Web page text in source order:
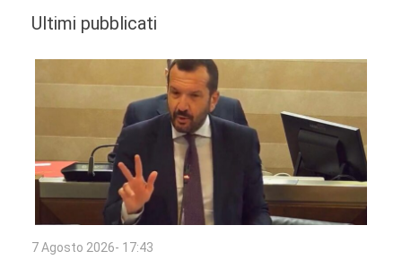
Ultimi pubblicati
7 Agosto 2026- 17:43